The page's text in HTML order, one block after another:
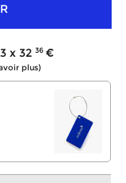
x 32 36
plus)